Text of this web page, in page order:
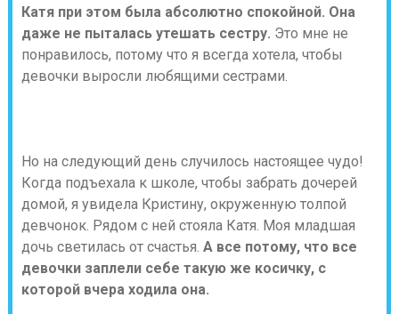
Катя при этом была абсолютно спокойной. Она
даже не пыталась утешать сестру. Это мне не
понравилось, потому что я всегда хотела, чтобы
девочки выросли любящими сестрами.
Но на следующий день случилось настоящее чудо!
Когда подъехала к школе, чтобы забрать дочерей
домой, я увидела Кристину, окруженную толпой
девчонок. Рядом с ней стояла Катя. Моя младшая
дочь светилась от счастья. А все потому, что все
девочки заплели себе такую же косичку, с
которой вчера ходила она.